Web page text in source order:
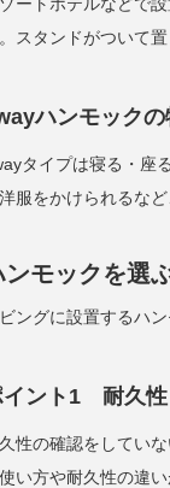
スタンドがついて
ハンモックの
タイプは寝る・座
服をかけられるな
ンモックを選
ングに設置するハ
イント1 耐久性
性の確認をしてい
い方や耐久性の違